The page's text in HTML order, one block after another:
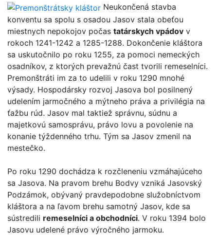
Neukončená stavba
konventu sa spolu s osadou Jasov stala obeťou
miestnych nepokojov počas tatárskych vpádov v
rokoch 1241-1242 a 1285-1288. Dokončenie kláštora
sa uskutočnilo po roku 1255, za pomoci nemeckých
osadníkov, z ktorých prevažnú čast tvorili remeselníci.
Premonštráti im za to udelili v roku 1290 mnohé
výsady. Hospodársky rozvoj Jasova bol posilnený
udelením jarmočného a mýtneho práva a privilégia na
ťažbu rúd. Jasov mal taktiež správnu, súdnu a
majetkovú samosprávu, právo lovu a povolenie na
konanie týždenného trhu. Tým sa Jasov zmenil na
mestečko.
Po roku 1290 dochádza k rozčleneniu vzmáhajúceho
sa Jasova. Na pravom brehu Bodvy vzniká Jasovský
Podzámok, obývaný pravdepodobne služobníctvom
kláštora a na ľavom brehu samotný Jasov, kde sa
sústredili remeselníci a obchodníci. V roku 1394 bolo
Jasovu udelené právo výročného jarmoku.